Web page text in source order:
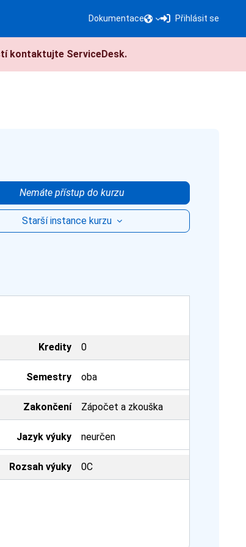
kontaktujte ServiceDesk.
Přihlásit se
Dokumentace
Nemáte přístup do kurzu
Starší instance kurzu
Kredity 0
Semestry oba
Zakončení Zápočet a zkouška
Jazyk výuky neurčen
Rozsah výuky 0C